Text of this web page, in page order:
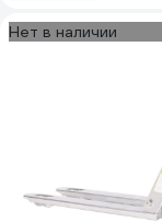
Нет в наличии